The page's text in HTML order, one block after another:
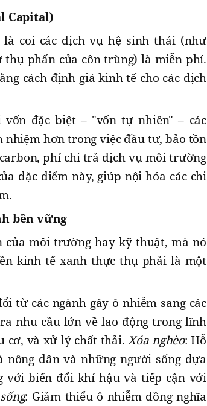
Capital)
coi các dịch vụ hệ sinh thái (như
phấn của côn trùng) là miễn phí.
cách định giá kinh tế cho các dịch
đặc biệt – "vốn tự nhiên" – các
nhiệm hơn trong việc đầu tư, bảo tồn
phí chi trả dịch vụ môi trường
đặc điểm này, giúp nội hóa các chi
bền vững
của môi trường hay kỹ thuật, mà nó
kinh tế xanh thực thụ phải là một
từ các ngành gây ô nhiễm sang các
nhu cầu lớn về lao động trong lĩnh
cơ, và xử lý chất thải.Xóa nghèo: Hỗ
nông dân và những người sống dựa
với biến đổi khí hậu và tiếp cận với
: Giảm thiểu ô nhiễm đồng nghĩa